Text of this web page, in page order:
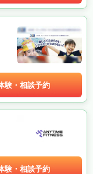
験・相談予約
験・相談予約